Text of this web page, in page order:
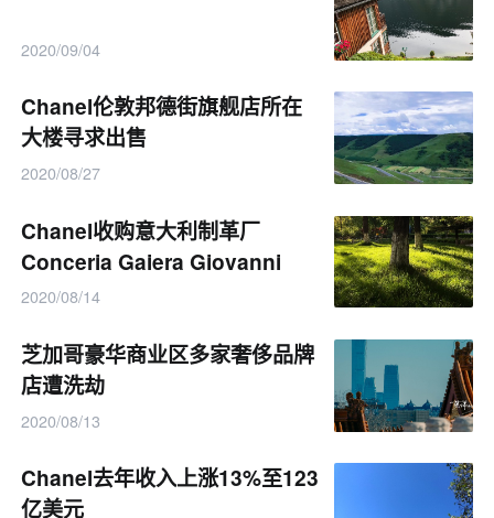
2020/09/04
Chanel伦敦邦德街旗舰店所在
大楼寻求出售
2020/08/27
Chanel收购意大利制革厂
Conceria Gaiera Giovanni
2020/08/14
芝加哥豪华商业区多家奢侈品牌
店遭洗劫
2020/08/13
Chanel去年收入上涨13%至123
亿美元